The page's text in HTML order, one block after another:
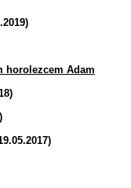
horolezcem Adam